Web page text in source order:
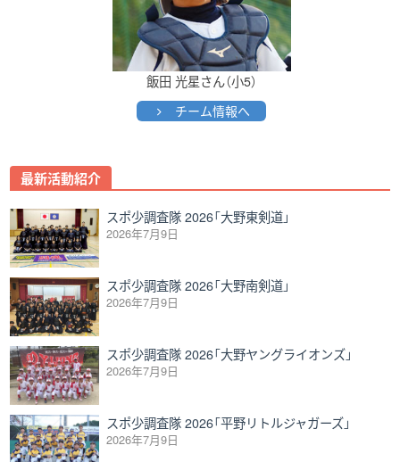
飯田 光星さん（小5）
チーム情報へ
Post
navigation
最新活動紹介
スポ少調査隊 2026「大野東剣道」
2026年7月9日
スポ少調査隊 2026「大野南剣道」
2026年7月9日
スポ少調査隊 2026「大野ヤングライオンズ」
2026年7月9日
スポ少調査隊 2026「平野リトルジャガーズ」
2026年7月9日